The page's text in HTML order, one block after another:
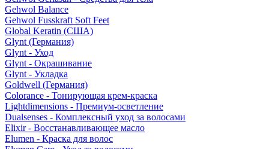
Gehwol Balance
Gehwol Fusskraft Soft Feet
Global Keratin (США)
Glynt (Германия)
Glynt - Уход
Glynt - Окрашивание
Glynt - Укладка
Goldwell (Германия)
Colorance - Тонирующая крем-краска
Lightdimensions - Премиум-осветление
Dualsenses - Комплексный уход за волосами
Elixir - Восстанавливающее масло
Elumen - Краска для волос